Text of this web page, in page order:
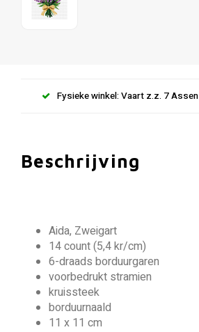
Fysieke winkel: Vaart z.z. 7 Assen
Beschrijving
Aida, Zweigart
14 count (5,4 kr/cm)
6-draads borduurgaren
voorbedrukt stramien
kruissteek
borduurnaald
11 x 11 cm